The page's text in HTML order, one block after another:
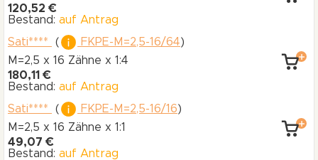
120,52 €
Bestand: auf Antrag
Sati****
( FKPE-M=2,5-16/64)
M=2,5 x 16 Zähne x 1:4
180,11 €
Bestand: auf Antrag
Sati****
( FKPE-M=2,5-16/16)
M=2,5 x 16 Zähne x 1:1
49,07 €
Bestand: auf Antrag